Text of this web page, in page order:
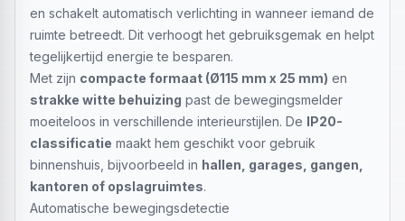
en schakelt automatisch verlichting in wanneer iemand de
ruimte betreedt. Dit verhoogt het gebruiksgemak en helpt
tegelijkertijd energie te besparen.
Met zijn compacte formaat (Ø115 mm x 25 mm) en
strakke witte behuizing past de bewegingsmelder
moeiteloos in verschillende interieurstijlen. De IP20-
classificatie maakt hem geschikt voor gebruik
binnenshuis, bijvoorbeeld in hallen, garages, gangen,
kantoren of opslagruimtes.
Automatische bewegingsdetectie